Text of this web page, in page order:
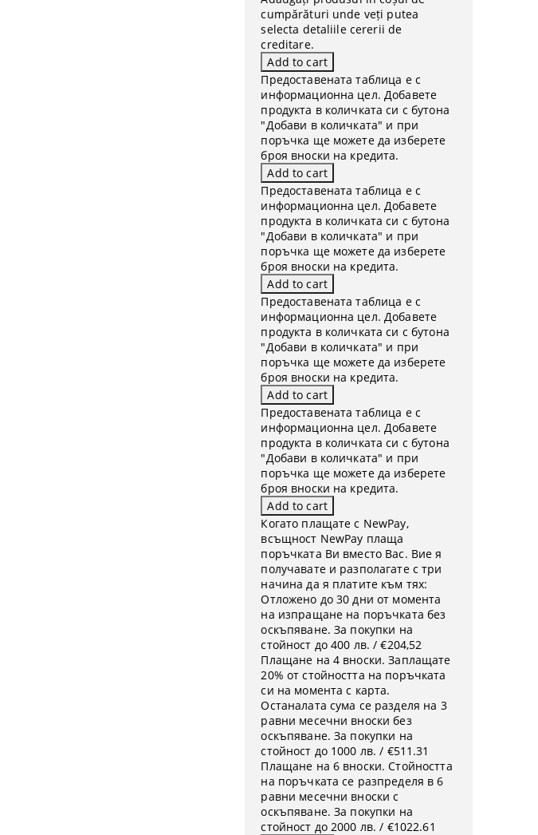
cumpărături unde veți putea
selecta detaliile cererii de
creditare.
Предоставената таблица е с
информационна цел. Добавете
продукта в количката си с бутона
"Добави в количката" и при
поръчка ще можете да изберете
броя вноски на кредита.
Предоставената таблица е с
информационна цел. Добавете
продукта в количката си с бутона
"Добави в количката" и при
поръчка ще можете да изберете
броя вноски на кредита.
Предоставената таблица е с
информационна цел. Добавете
продукта в количката си с бутона
"Добави в количката" и при
поръчка ще можете да изберете
броя вноски на кредита.
Предоставената таблица е с
информационна цел. Добавете
продукта в количката си с бутона
"Добави в количката" и при
поръчка ще можете да изберете
броя вноски на кредита.
Когато плащате с NewPay,
всъщност NewPay плаща
поръчката Ви вместо Вас. Вие я
получавате и разполагате с три
начина да я платите към тях:
Отложено до 30 дни от момента
на изпращане на поръчката без
оскъпяване. За покупки на
стойност до 400 лв. / €204,52
Плащане на 4 вноски. Заплащате
20% от стойността на поръчката
си на момента с карта.
Останалата сума се разделя на 3
равни месечни вноски без
оскъпяване. За покупки на
стойност до 1000 лв. / €511.31
Плащане на 6 вноски. Стойността
на поръчката се разпределя в 6
равни месечни вноски с
оскъпяване. За покупки на
стойност до 2000 лв. / €1022.61